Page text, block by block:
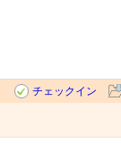
チェックイン